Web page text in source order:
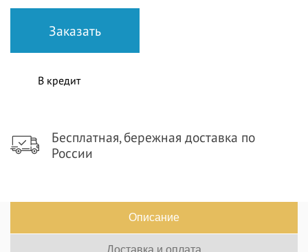
В кредит
Бесплатная, бережная доставка по
России
Описание